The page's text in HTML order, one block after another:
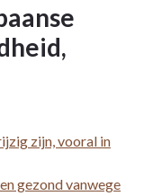
zijn, vooral in
gezond vanwege